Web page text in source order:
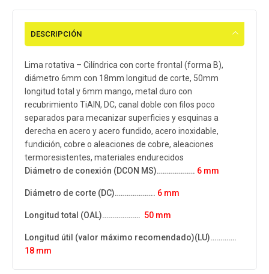
DESCRIPCIÓN
Lima rotativa – Cilíndrica con corte frontal (forma B),
diámetro 6mm con 18mm longitud de corte, 50mm
longitud total y 6mm mango, metal duro con
recubrimiento TiAlN, DC, canal doble con filos poco
separados para mecanizar superficies y esquinas a
derecha en acero y acero fundido, acero inoxidable,
fundición, cobre o aleaciones de cobre, aleaciones
termoresistentes, materiales endurecidos
Diámetro de conexión (DCON MS)………………. 6 mm
Diámetro de corte (DC)……………….. 6 mm
Longitud total (OAL)………………. 50 mm
Longitud útil (valor máximo recomendado)​(LU)………….
18 mm